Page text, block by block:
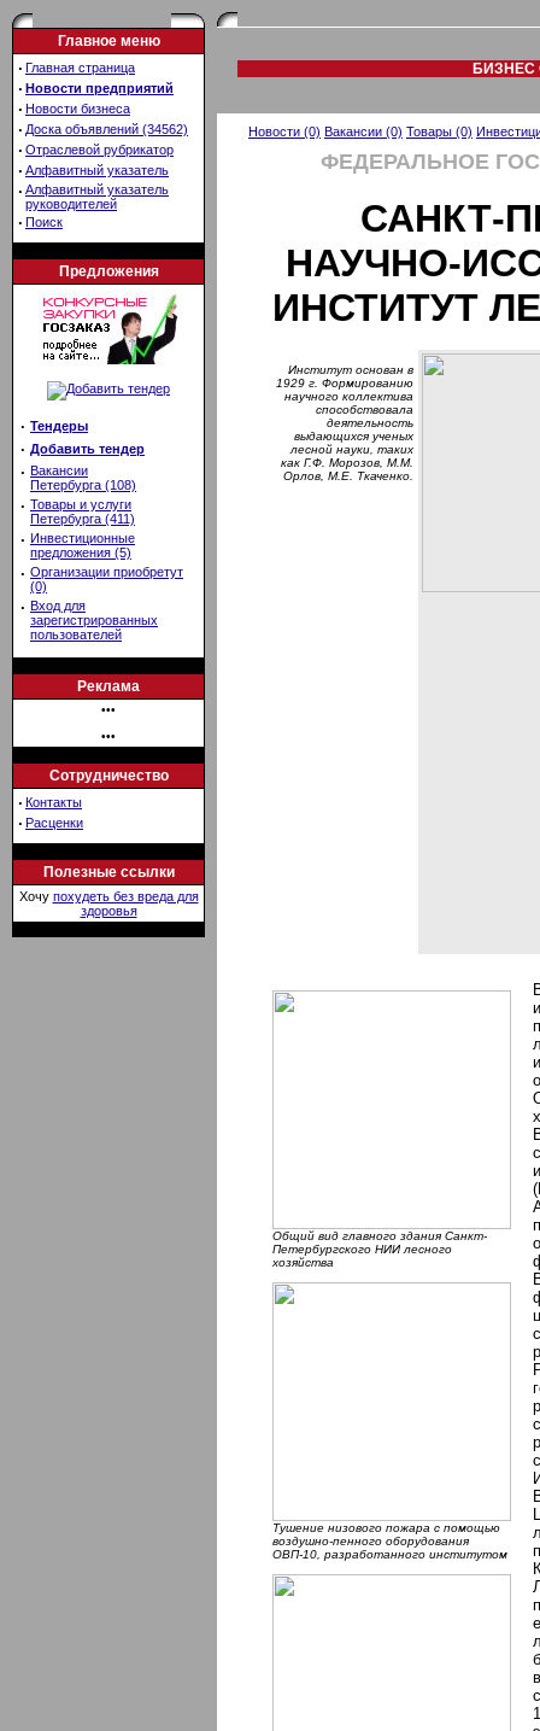
Главное меню
· Главная страница
· Новости предприятий
· Новости бизнеса
· Доска объявлений (34562)
· Отраслевой рубрикатор
· Алфавитный указатель
· Алфавитный указатель
руководителей
· Поиск
Предложения
· Тендеры
· Добавить тендер
· Вакансии
Петербурга (108)
· Товары и услуги
Петербурга (411)
· Инвестиционные
предложения (5)
· Организации приобретут
(0)
· Вход для
зарегистрированных
пользователей
Реклама
•••
•••
Сотрудничество
· Контакты
· Расценки
Полезные ссылки
Хочу похудеть без вреда для
здоровья
БИЗНЕС
Новости (0) Вакансии (0) Товары (0)
ФЕДЕРАЛЬНОЕ
САНКТ-
НАУЧНО-
ИНСТИТУТ
Институт основан в
1929 г. Формированию
научного коллектива
способствовала
деятельность
выдающихся ученых
лесной науки, таких
как Г.Ф. Морозов, М.М.
Орлов, М.Е. Ткаченко.
Общий вид главного здания Санкт-
Петербургского НИИ лесного
хозяйства
Тушение низового пожара с помощью
воздушно-пенного оборудования
ОВП-10, разработанного институтом